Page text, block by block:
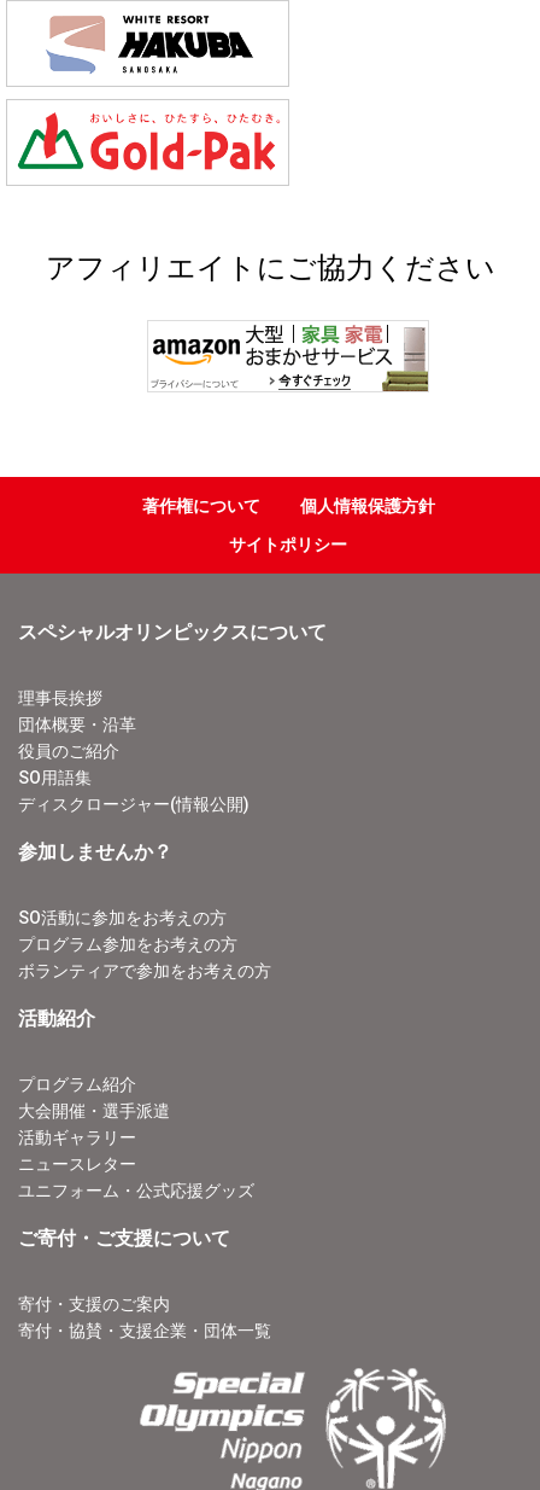
アフィリエイトにご協力ください
著作権について
個人情報保護方針
サイトポリシー
スペシャルオリンピックスについて
理事長挨拶
団体概要・沿革
役員のご紹介
SO用語集
ディスクロージャー(情報公開)
参加しませんか？
SO活動に参加をお考えの方
プログラム参加をお考えの方
ボランティアで参加をお考えの方
活動紹介
プログラム紹介
大会開催・選手派遣
活動ギャラリー
ニュースレター
ユニフォーム・公式応援グッズ
ご寄付・ご支援について
寄付・支援のご案内
寄付・協賛・支援企業・団体一覧